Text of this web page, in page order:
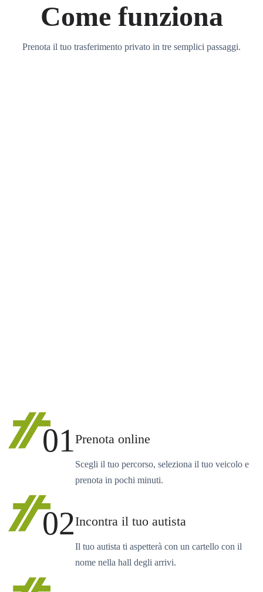
Come funziona
Prenota il tuo trasferimento privato in tre semplici passaggi.
01Prenota online
Scegli il tuo percorso, seleziona il tuo veicolo e
prenota in pochi minuti.
02Incontra il tuo autista
Il tuo autista ti aspetterà con un cartello con il
nome nella hall degli arrivi.